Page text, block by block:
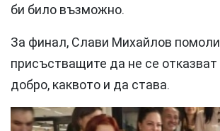
би било възможно.
За финал, Слави Михайлов помоли
присъстващите да не се
добро, каквото и да става.